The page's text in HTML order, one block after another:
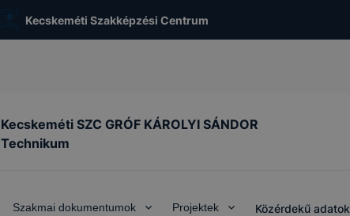
Kecskeméti Szakképzési Centrum
Kecskeméti SZC GRÓF KÁROLYI SÁNDOR
Technikum
Szakmai dokumentumok Projektek Közérdekű adatok